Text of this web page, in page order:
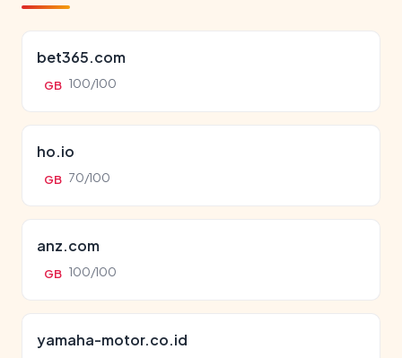
bet365.com
GB 100/100
ho.io
GB 70/100
anz.com
GB 100/100
yamaha-motor.co.id